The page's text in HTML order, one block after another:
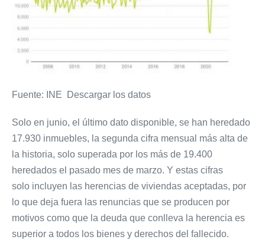
Fuente: INE Descargar los datos
Solo en junio, el último dato disponible, se han heredado
17.930 inmuebles, la segunda cifra mensual más alta de
la historia, solo superada por los más de 19.400
heredados el pasado mes de marzo. Y estas cifras
solo incluyen las herencias de viviendas aceptadas, por
lo que deja fuera las renuncias que se producen por
motivos como que la deuda que conlleva la herencia es
superior a todos los bienes y derechos del fallecido.